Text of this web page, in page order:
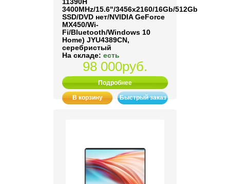
3400MHz/15.6"/3456x2160/16Gb/512Gb
SSD/DVD нет/NVIDIA GeForce
MX450/Wi-
Fi/Bluetooth/Windows 10
Home) JYU4389CN,
серебристый
На складе: есть
98 000руб.
Подробнее
В корзину Быстрый заказ